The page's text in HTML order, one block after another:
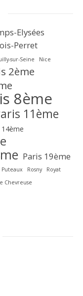
Elysées
Perret
sur-Seine Nice
2ème
8ème
11ème
14ème
Paris 19ème
Puteaux Rosny
Royat
Chevreuse‎